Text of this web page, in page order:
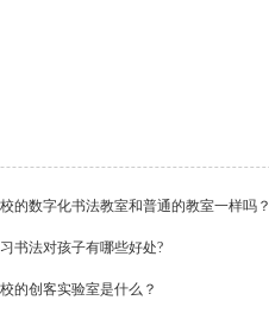
的数字化书法教室和普通的教室一样吗？
书法对孩子有哪些好处?
的创客实验室是什么？